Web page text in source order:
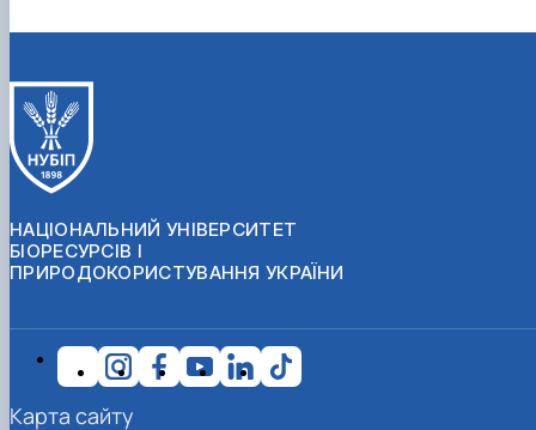
НАЦІОНАЛЬНИЙ УНІВЕРСИТЕТ
БІОРЕСУРСІВ І
ПРИРОДОКОРИСТУВАННЯ УКРАЇНИ
Карта сайту